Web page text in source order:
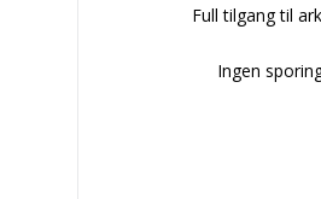
Full tilgang til
Ingen